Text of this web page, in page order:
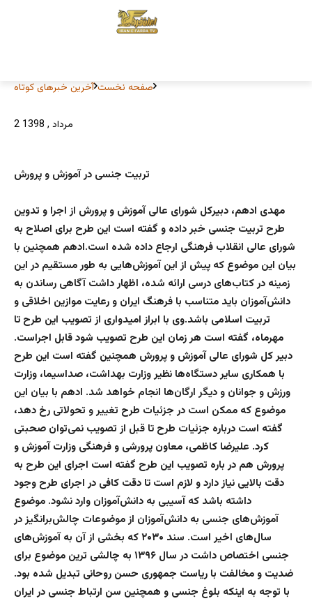
صفحه نخست آخرین خبرهای کوتاه
2 مرداد , 1398
مهدی ادهم، دبیرکل شورای عالی آموزش و پرورش از اجرا و تدوین
طرح تربیت جنسی خبر داده و گفته است این طرح برای اصلاح به
شورای عالی انقلاب فرهنگی ارجاع داده شده است.ادهم همچنین با
بیان این موضوع که پیش از این آموزش‌هایی به طور مستقیم در این
زمینه در کتاب‌های درسی ارائه شده، اظهار داشت آگاهی رساندن به
دانش‌آموزان باید متناسب با فرهنگ ایران و رعایت موازین اخلاقی و
تربیت اسلامی باشد.وی با ابراز امیدواری از تصویب این طرح تا
مهرماه، گفته است هر زمان این طرح تصویب شود قابل اجراست.
دبیر کل شورای عالی آموزش و پرورش همچنین گفته است این طرح
با همکاری سایر دستگاه‌ها نظیر وزارت بهداشت، صداسیما، وزارت
ورزش و جوانان و دیگر ارگان‌ها انجام خواهد شد. ادهم با بیان این
موضوع که ممکن است در جزئیات طرح تغییر و تحولاتی رخ دهد،
گفته است درباره جزئیات طرح تا قبل از تصویب نمی‌توان صحبتی
کرد. علیرضا کاظمی، معاون پرورشی و فرهنگی وزارت آموزش و
پرورش هم در باره تصویب این طرح گفته است اجرای این طرح به
دقت بالایی نیاز دارد و لازم است تا دقت کافی در اجرای طرح وجود
داشته باشد که آسیبی به دانش‌آموزان وارد نشود. موضوع
آموزش‌های جنسی به دانش‌آموزان از موضوعات چالش‌برانگیز در
سال‌های اخیر است. سند ۲۰۳۰ که بخشی از آن به آموزش‌های
جنسی اختصاص داشت در سال ۱۳۹۶ به چالشی ترین موضوع برای
ضدیت و مخالفت با ریاست جمهوری حسن روحانی تبدیل شده بود.
با توجه به اینکه بلوغ جنسی و همچنین سن ارتباط جنسی در ایران